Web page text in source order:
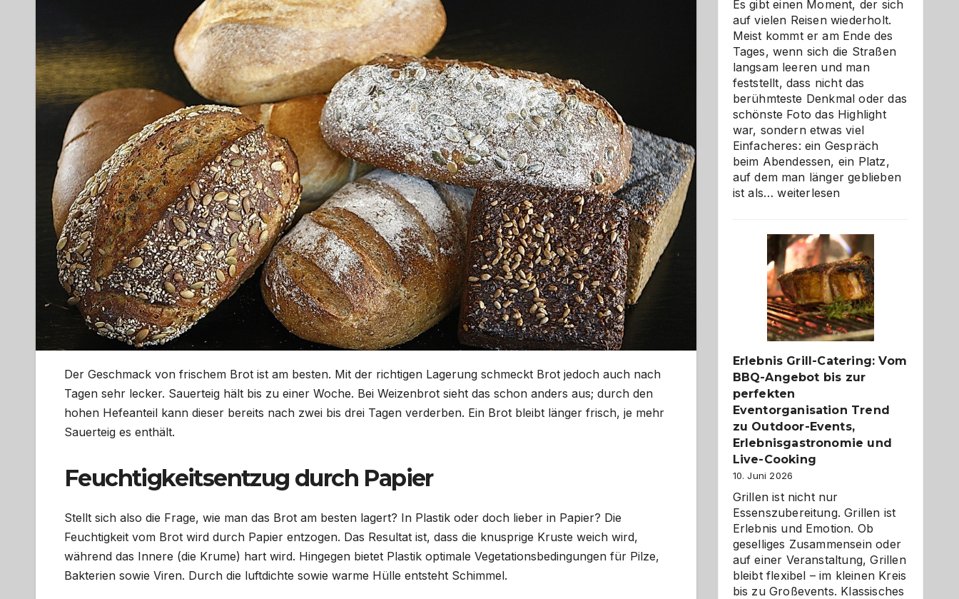
Der Geschmack von frischem Brot ist am besten. Mit der richtigen Lagerung schmeckt Brot jedoch auch nach
Tagen sehr lecker. Sauerteig hält bis zu einer Woche. Bei Weizenbrot sieht das schon anders aus; durch den
hohen Hefeanteil kann dieser bereits nach zwei bis drei Tagen verderben. Ein Brot bleibt länger frisch, je mehr
Sauerteig es enthält.
Feuchtigkeitsentzug durch Papier
Stellt sich also die Frage, wie man das Brot am besten lagert? In Plastik oder doch lieber in Papier? Die
Feuchtigkeit vom Brot wird durch Papier entzogen. Das Resultat ist, dass die knusprige Kruste weich wird,
während das Innere (die Krume) hart wird. Hingegen bietet Plastik optimale Vegetationsbedingungen für Pilze,
Bakterien sowie Viren. Durch die luftdichte sowie warme Hülle entsteht Schimmel.
Es gibt einen Moment, der sich
auf vielen Reisen wiederholt.
Meist kommt er am Ende des
Tages, wenn sich die Straßen
langsam leeren und man
feststellt, dass nicht das
berühmteste Denkmal oder das
schönste Foto das Highlight
war, sondern etwas viel
Einfacheres: ein Gespräch
beim Abendessen, ein Platz,
auf dem man länger geblieben
ist als…Als
die
Gelegenheit,
neue
Reiseziele
zu
entdecken
weiterlesen
Erlebnis Grill-Catering: Vom
BBQ-Angebot bis zur
perfekten
Eventorganisation Trend
zu Outdoor-Events,
Erlebnisgastronomie und
Live-Cooking
10. Juni 2026
Grillen ist nicht nur
Essenszubereitung. Grillen ist
Erlebnis und Emotion. Ob
geselliges Zusammensein oder
auf einer Veranstaltung, Grillen
bleibt flexibel – im kleinen Kreis
bis zu Großevents. Klassisches